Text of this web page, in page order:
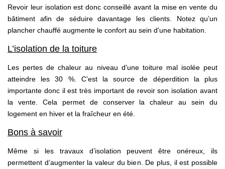
Revoir leur isolation est donc conseillé avant la mise en vente du
bâtiment afin de séduire davantage les clients. Notez qu’un
plancher chauffé augmente le confort au sein d'une habitation.
L’isolation de la toiture
Les pertes de chaleur au niveau d'une toiture mal isolée peut
atteindre les 30 %. C'est la source de déperdition la plus
importante donc il est très important de revoir son isolation avant
la vente. Cela permet de conserver la chaleur au sein du
logement en hiver et la fraîcheur en été.
Bons à savoir
Même si les travaux d’isolation peuvent être onéreux, ils
permettent d’augmenter la valeur du bien. De plus, il est possible